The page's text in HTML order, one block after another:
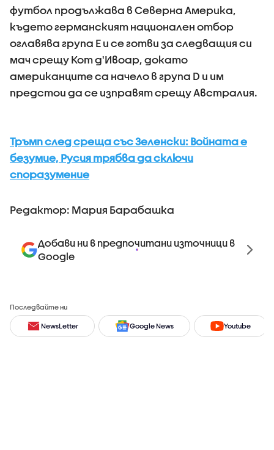
футбол продължава в Северна Америка,
където германският национален отбор
оглавява група E и се готви за следващия си
мач срещу Кот д'Ивоар, докато
американците са начело в група D и им
предстои да се изправят срещу Австралия.
Тръмп след среща със Зеленски: Войната е
безумие, Русия трябва да сключи
споразумение
Редактор: Мария Барабашка
Добави ни в предпочитани източници в
Google
Последвайте ни
NewsLetter Google News Youtube